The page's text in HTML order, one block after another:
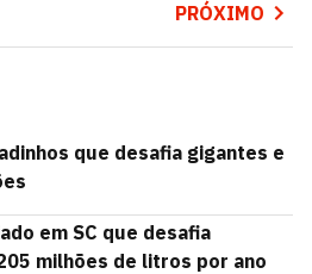
PRÓXIMO
que desafia gigantes e
em SC que desafia
milhões de litros por ano